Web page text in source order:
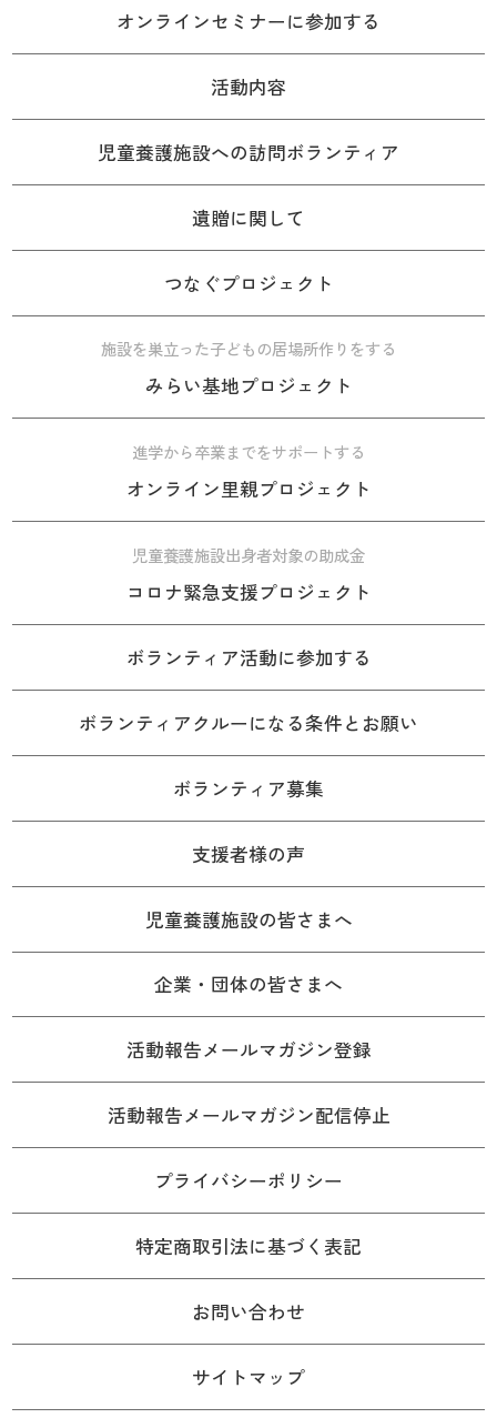
オンラインセミナーに参加する
活動内容
児童養護施設への訪問ボランティア
遺贈に関して
つなぐプロジェクト
施設を巣立った子どもの居場所作りをする
みらい基地プロジェクト
進学から卒業までをサポートする
オンライン里親プロジェクト
児童養護施設出身者対象の助成金
コロナ緊急支援プロジェクト
ボランティア活動に参加する
ボランティアクルーになる条件とお願い
ボランティア募集
支援者様の声
児童養護施設の皆さまへ
企業・団体の皆さまへ
活動報告メールマガジン登録
活動報告メールマガジン配信停止
プライバシーポリシー
特定商取引法に基づく表記
お問い合わせ
サイトマップ